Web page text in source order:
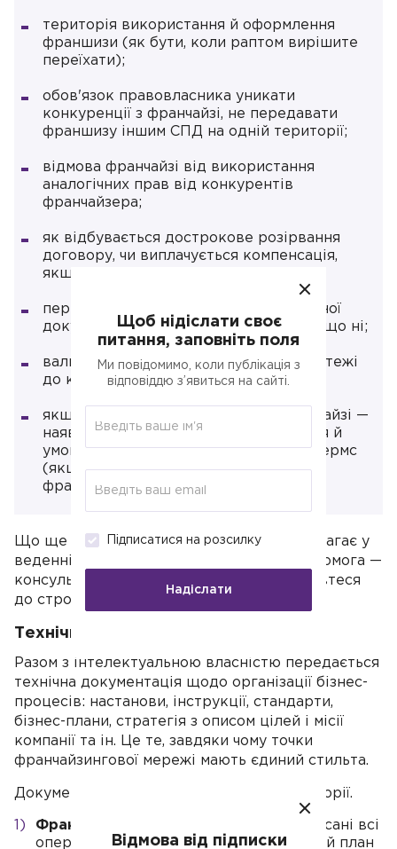
територія використання й оформлення
франшизи (як бути, коли раптом вирішите
переїхати);
обов'язок правовласника уникати
конкуренції з франчайзі, не передавати
франшизу іншим СПД на одній території;
відмова франчайзі від використання
аналогічних прав від конкурентів
франчайзера;
як відбувається дострокове розірвання
договору, чи виплачується компенсація,
якщо так — у якому розмірі;
передання повного комплекту технічної
документації: що до нього входить, а що ні;
валюта розрахунків, чи прив'язані платежі
до курсу;
якщо контракт із закордонним франчайзі —
наявність арбітражного застереження й
умови поставки товару згідно з Інкотермс
(якщо франчайзер передає товар
франчайзі).
Що ще важливо: якщо франчайзер допомагає у
веденні бізнесу, то в чому полягає ця допомога —
консультації чи реальні дії; уважно поставтеся
до строків у договорі.
Технічна документація
Разом з інтелектуальною власністю передається
технічна документація щодо організації бізнес-
процесів: настанови, інструкції, стандарти,
бізнес-плани, стратегія з описом цілей і місії
компанії та ін. Це те, завдяки чому точки
франчайзингової мережі мають єдиний стильта.
Документи можна розділити на три категорії.
Франчбук
. Основний документ, де описані всі
операційні питання бізнесу, покроковий план
Щоб нідіслати своє
питання, заповніть поля
Ми повідомимо, коли публікація з
відповіддю з’явиться на сайті.
Підписатися на розсилку
Надіслати
Відмова від підписки